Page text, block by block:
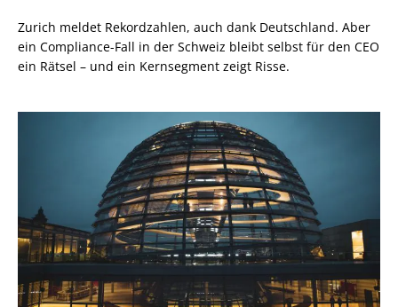
Zurich meldet Rekordzahlen, auch dank Deutschland. Aber
ein Compliance-Fall in der Schweiz bleibt selbst für den CEO
ein Rätsel – und ein Kernsegment zeigt Risse.